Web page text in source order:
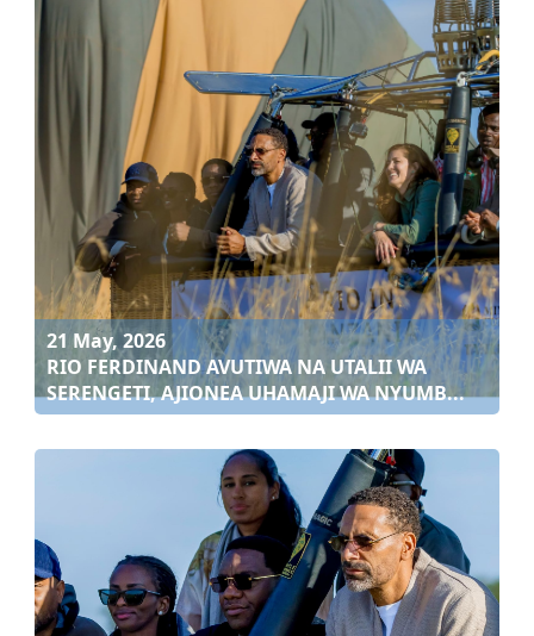
TVF YAJIPANGA KUENDELEZA MASHINDANO YA
MPIRA WA WAVU UFUKWENI
Soma zaidi
21 May, 2026
RIO FERDINAND AVUTIWA NA UTALII WA
SERENGETI, AJIONEA UHAMAJI WA NYUMB...
21 May, 2026
RIO FERDINAND AVUTIWA NA UTALII WA
SERENGETI, AJIONEA UHAMAJI WA NYUMB...